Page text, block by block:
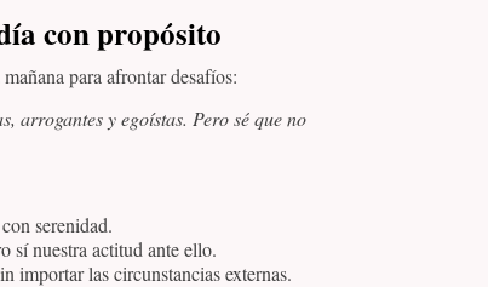
con propósito
para afrontar desafíos:
arrogantes y egoístas. Pero sé que no
serenidad.
sí nuestra actitud ante ello.
importar las circunstancias externas.